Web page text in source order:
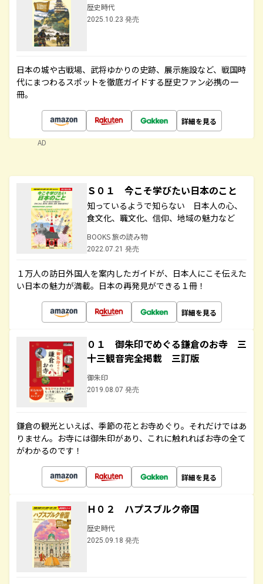
歴史時代
2025.10.23 発売
日本の城や古戦場、武将ゆかりの史跡、展示施設など、戦国時
代にまつわるスポットを徹底ガイドする歴史ファン必携の一
冊。
詳細を見る
AD
Ｓ０１ 今こそ学びたい日本のこと
知っているようで知らない 日本人の心、
食文化、職文化、信仰、地域の魅力など
BOOKS 旅の読み物
2022.07.21 発売
１万人の訪日外国人を案内したガイドが、日本人にこそ伝えた
い日本の魅力が満載。日本の再発見ができる１冊！
詳細を見る
０１ 御朱印でめぐる鎌倉のお寺 三
十三観音完全掲載 三訂版
御朱印
2019.08.07 発売
鎌倉の観光といえば、季節の花とお寺めぐり。それだけではあ
りません。お寺には御朱印があり、これに触れればお寺の全て
がわかるのです！
詳細を見る
Ｈ０２ ハプスブルク帝国
歴史時代
2025.09.18 発売